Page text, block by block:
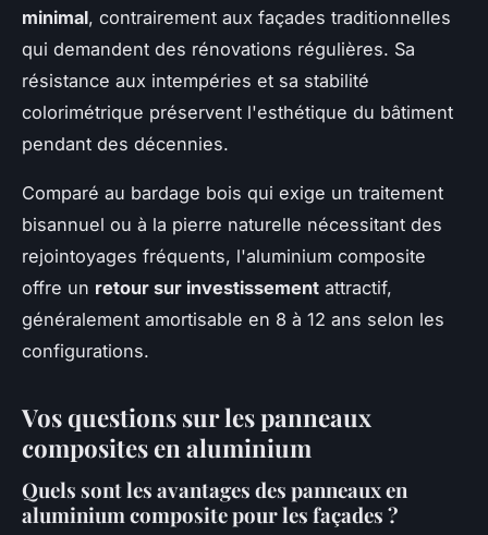
minimal, contrairement aux façades traditionnelles
qui demandent des rénovations régulières. Sa
résistance aux intempéries et sa stabilité
colorimétrique préservent l'esthétique du bâtiment
pendant des décennies.
Comparé au bardage bois qui exige un traitement
bisannuel ou à la pierre naturelle nécessitant des
rejointoyages fréquents, l'aluminium composite
offre un retour sur investissement attractif,
généralement amortisable en 8 à 12 ans selon les
configurations.
Vos questions sur les panneaux
composites en aluminium
Quels sont les avantages des panneaux en
aluminium composite pour les façades ?